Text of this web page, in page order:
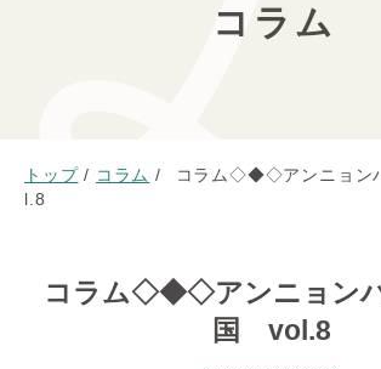
コラム
トップ / コラム /
コラム◇◆◇アンニョン
l.8
コラム◇◆◇アンニョン
国 vol.8